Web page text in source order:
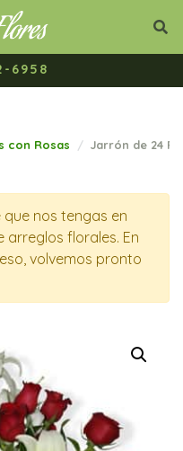
Buscar
6958
con Rosas Jarrón de 24
nos tengas en
florales. En
volvemos pronto